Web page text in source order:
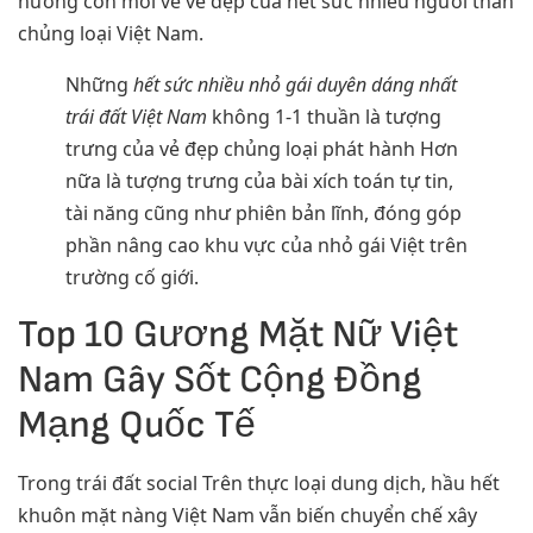
chủng loại Việt Nam.
Những hết sức nhiều nhỏ gái duyên dáng nhất
trái đất Việt Nam không 1-1 thuần là tượng
trưng của vẻ đẹp chủng loại phát hành Hơn
nữa là tượng trưng của bài xích toán tự tin,
tài năng cũng như phiên bản lĩnh, đóng góp
phần nâng cao khu vực của nhỏ gái Việt trên
trường cố giới.
Top 10 Gương Mặt Nữ Việt
Nam Gây Sốt Cộng Đồng
Mạng Quốc Tế
Trong trái đất social Trên thực loại dung dịch, hầu hết
khuôn mặt nàng Việt Nam vẫn biến chuyển chế xây